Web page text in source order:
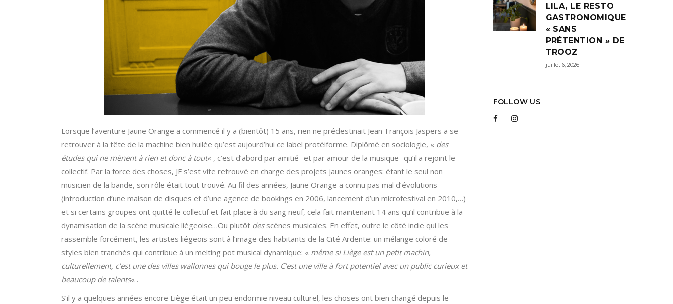
Lorsque l’aventure Jaune Orange a commencé il y a (bientôt) 15 ans, rien ne prédestinait Jean-François Jaspers a se
retrouver à la tête de la machine bien huilée qu’est aujourd’hui ce label protéiforme. Diplômé en sociologie, « des
études qui ne mènent à rien et donc à tout« , c’est d’abord par amitié -et par amour de la musique- qu’il a rejoint le
collectif. Par la force des choses, JF s’est vite retrouvé en charge des projets jaunes oranges: étant le seul non
musicien de la bande, son rôle était tout trouvé. Au fil des années, Jaune Orange a connu pas mal d’évolutions
(introduction d’une maison de disques et d’une agence de bookings en 2006, lancement d’un microfestival en 2010,…)
et si certains groupes ont quitté le collectif et fait place à du sang neuf, cela fait maintenant 14 ans qu’il contribue à la
dynamisation de la scène musicale liégeoise…Ou plutôt desscènes musicales. En effet, outre le côté indie qui les
rassemble forcément, les artistes liégeois sont à l’image des habitants de la Cité Ardente: un mélange coloré de
styles bien tranchés qui contribue à un melting pot musical dynamique: « même si Liège est un petit machin,
culturellement, c’est une des villes wallonnes qui bouge le plus. C’est une ville à fort potentiel avec un public curieux et
beaucoup de talents« .
S’il y a quelques années encore Liège était un peu endormie niveau culturel, les choses ont bien changé depuis le
LILA, LE RESTO
GASTRONOMIQUE
« SANS
PRÉTENTION » DE
TROOZ
juillet 6, 2026
FOLLOW US